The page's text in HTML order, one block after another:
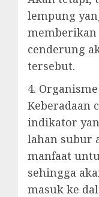
lempung
memberikan
cenderung
tersebut.
4.
Keberadaan
indikator
lahan subur
manfaat
sehingga
masuk ke